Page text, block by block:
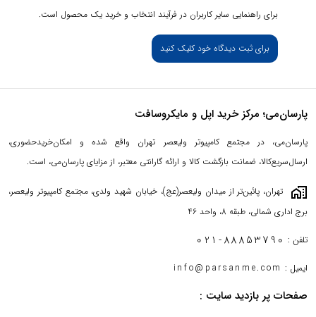
برای راهنمایی سایر کاربران در فرآیند انتخاب و خرید یک محصول است.
برای ثبت دیدگاه خود کلیک کنید
پارسان‌می؛ مرکز خرید اپل و مایکروسافت
پارسان‌می، در مجتمع کامپیوتر ولیعصر تهران واقع شده و امکان‌خریدحضوری،
ارسال‌سریع‌کالا، ضمانت بازگشت کالا و ارائه گارانتی معتبر، از مزایای پارسان‌می، است.
maps_home_work
تهران، پائین‌تر از میدان ولیعصر(عج)، خیابان شهید ولدی، مجتمع کامپیوتر ولیعصر،
برج اداری شمالی، طبقه 8، واحد 46
تلفن : 021-88853790
ایمیل : info@parsanme.com
صفحات پر بازدید سایت :